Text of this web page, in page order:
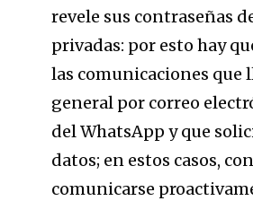
revele sus contraseñas
privadas: por esto hay
las comunicaciones que
general por correo
del WhatsApp y que
datos; en estos casos,
comunicarse